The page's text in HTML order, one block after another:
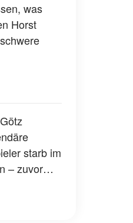
was
Horst
starb im
– zuvor
eigenen